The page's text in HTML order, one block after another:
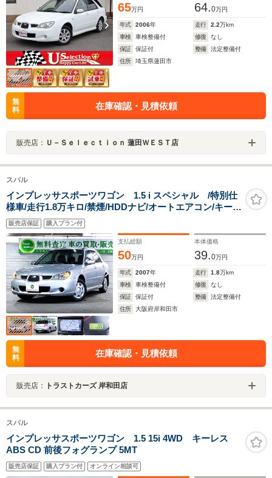
65万円 64.0万円
年式 2006年 走行 2.2万km
車検
車検整備付 修復
なし
保証
保証付 整備
法定整備付
住所
埼玉県蓮田市
無
料
在庫確認・見積依頼
販売店： Ｕ－Ｓｅｌｅｃｔｉｏｎ 蓮田ＷＥＳＴ店
スバル
インプレッサスポーツワゴン 1.5 i スペシャル /特別仕
様車/走行1.8万キロ/禁煙/HDDナビ/オートエアコン/キーレ
ス/ETC/取説/記録簿/
販売店保証 購入プラン付
支払総額
50万円
本体価格
39.0万円
年式 2007年 走行 1.8万km
車検
車検整備付 修復
なし
保証
保証付 整備
法定整備付
住所
大阪府岸和田市
無
料
在庫確認・見積依頼
販売店： トラストカーズ 岸和田店
スバル
インプレッサスポーツワゴン 1.5 15i 4WD キーレス
ABS CD 前後フォグランプ 5MT
販売店保証 購入プラン付 オンライン相談可